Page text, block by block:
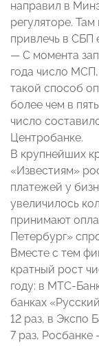
направил в
регуляторе.
привлечь в СБП
— С момента
года число
такой способ
более чем в
число
Центробанке.
В крупнейших
«Известиям»
платежей у
увеличилось
принимают
Петербург»
Вместе с тем
кратный рост
году: в МТС-
банках
12 раз, в Экспо
7 раз, Росбанке